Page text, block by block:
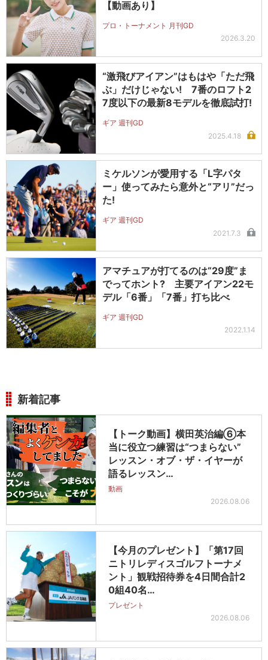
【動画あり】
プロ・トーナメント 月刊GD
2026.3.20
“激飛びアイアン”はもはや「ただ飛
ぶ」だけじゃない! 7番のロフト2
7度以下の最新8モデルを徹底試打!
ギア 週刊GD
2025.4.18
ミケルソンが愛用する「L字パタ
ー」使ってみたら意外と“アリ”だっ
た!
ギア 週刊GD
2021.7.3
アマチュアが打てるのは“29度”ま
でってホント? 主要アイアン22モ
デル「6番」「7番」打ち比べ
ギア 週刊GD
2022.1.14
新着記事
【トーク動画】横田英治編⑥本
当に役立つ練習は“つまらない”
レッスン・オブ・ザ・イヤーが
語るレッスン…
動画
2026.08.06
【今月のプレゼント】「第17回
ニトリレディスゴルフトーナメ
ント」観戦招待券を4日間合計2
0組40名…
プレゼント
2026.08.06